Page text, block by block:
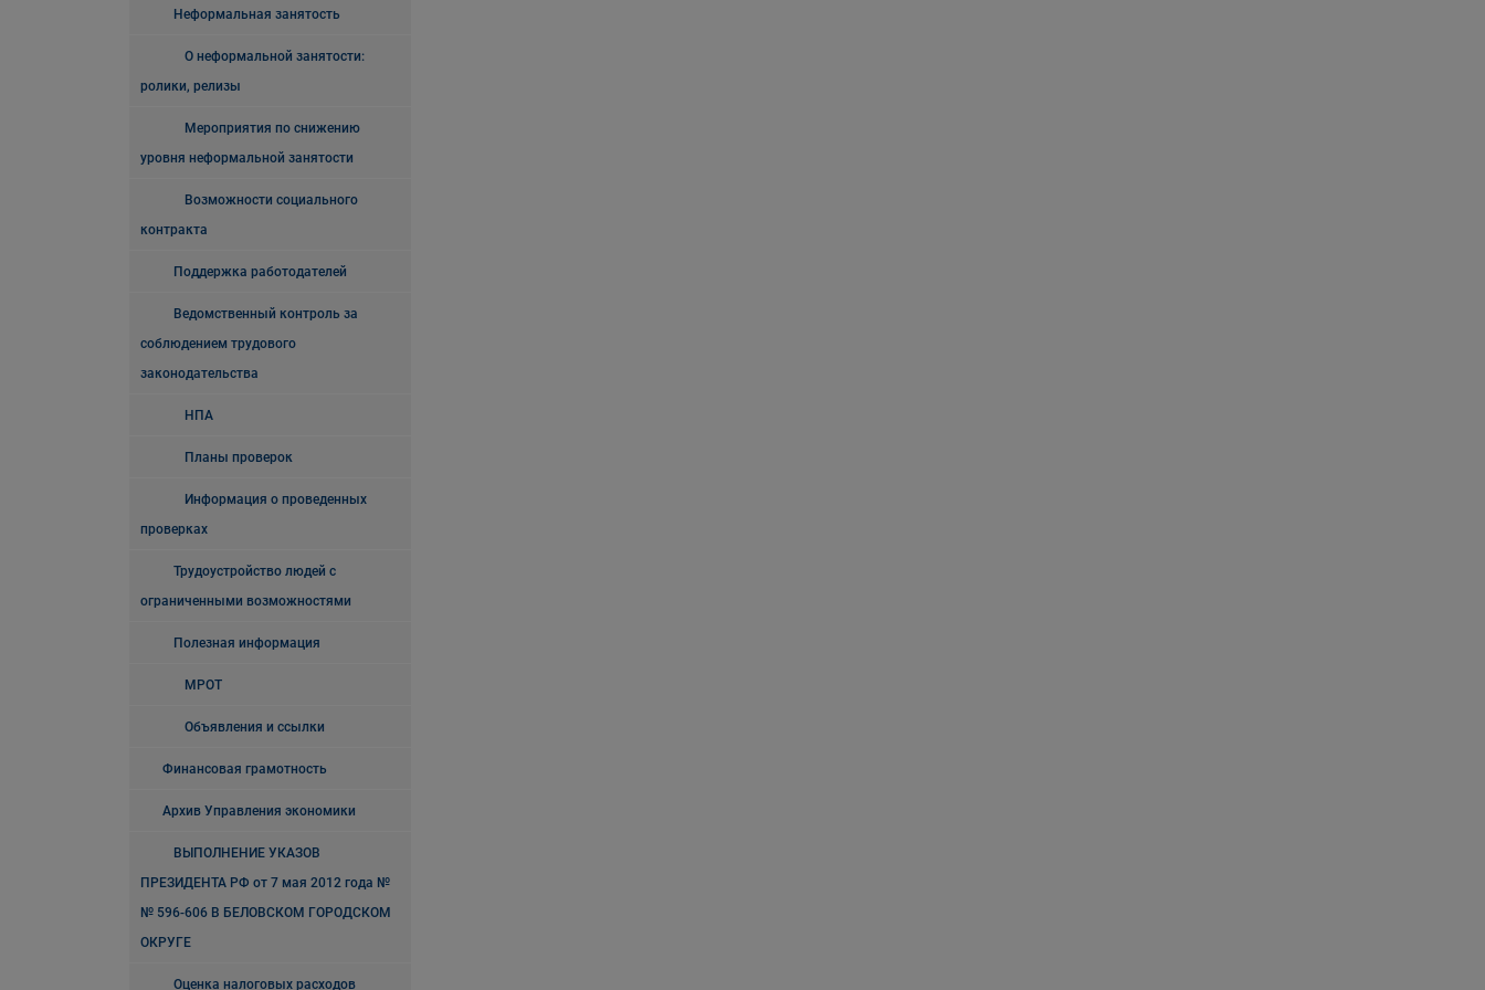
Неформальная занятость
О неформальной занятости:
ролики, релизы
Мероприятия по снижению
уровня неформальной занятости
Возможности социального
контракта
Поддержка работодателей
Ведомственный контроль за
соблюдением трудового
законодательства
НПА
Планы проверок
Информация о проведенных
проверках
Трудоустройство людей с
ограниченными возможностями
Полезная информация
МРОТ
Объявления и ссылки
Финансовая грамотность
Архив Управления экономики
ВЫПОЛНЕНИЕ УКАЗОВ
ПРЕЗИДЕНТА РФ от 7 мая 2012 года №
№ 596-606 В БЕЛОВСКОМ ГОРОДСКОМ
ОКРУГЕ
Оценка налоговых расходов